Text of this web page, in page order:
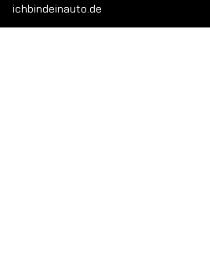
ichbindeinauto.de